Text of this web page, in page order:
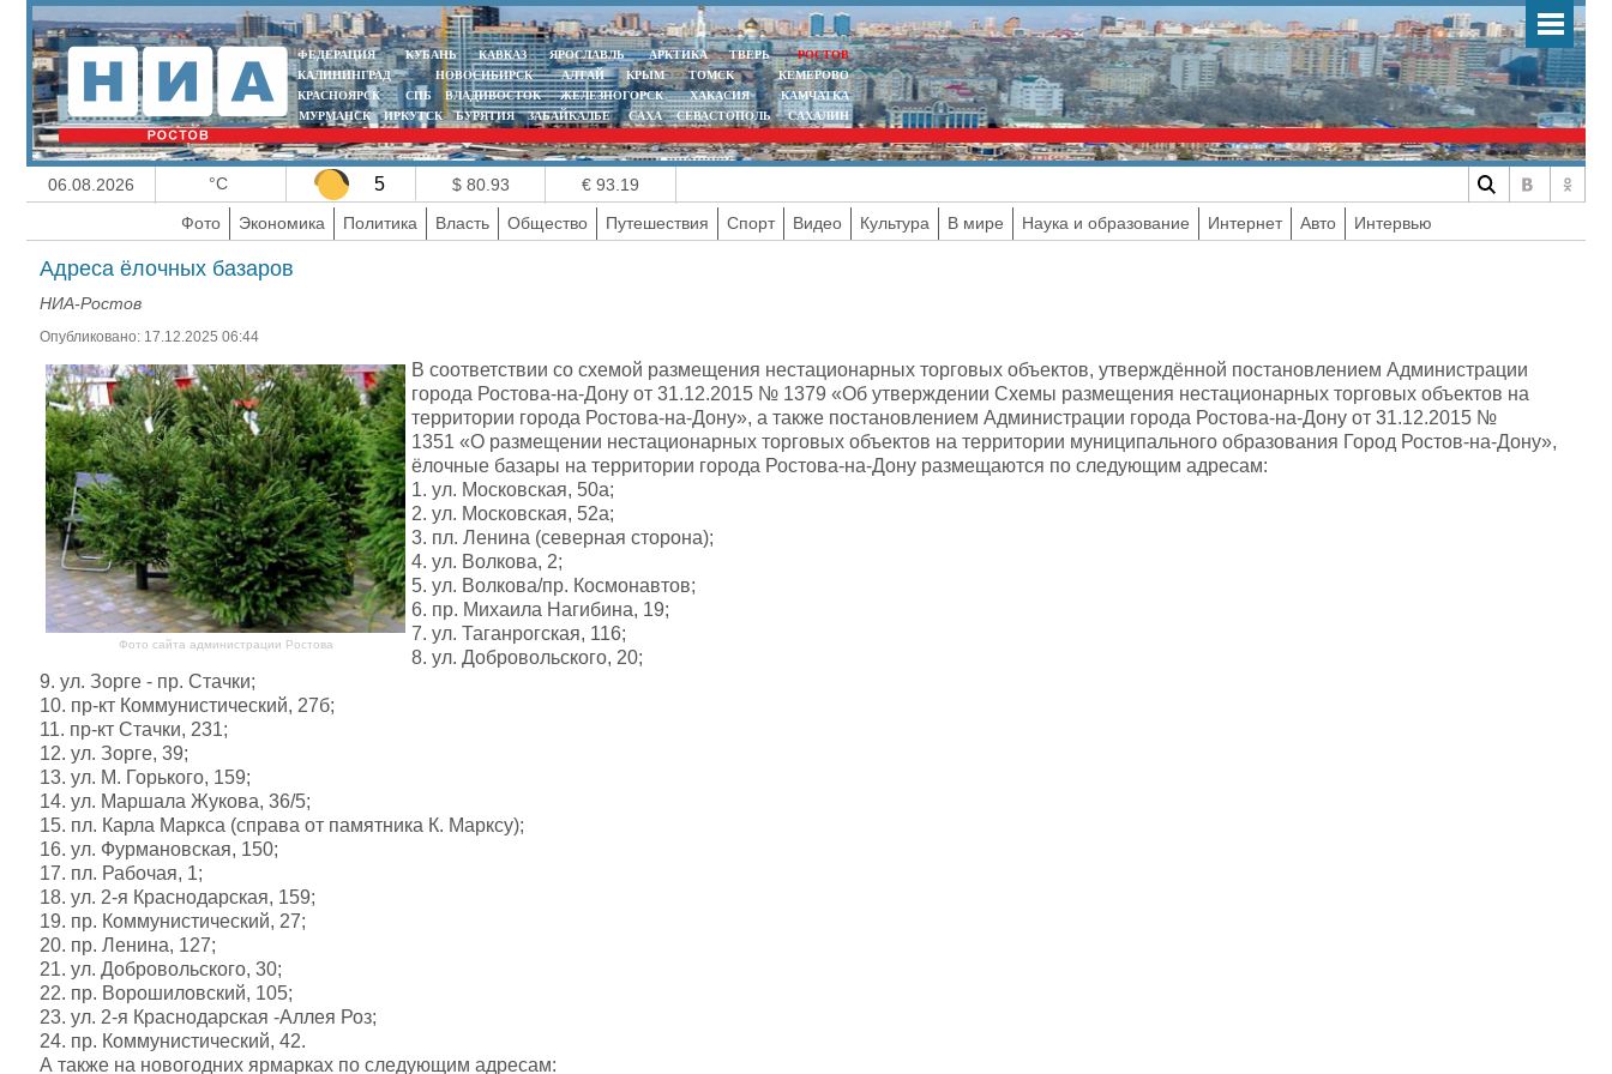
ФЕДЕРАЦИЯ КУБАНЬ КАВКАЗ ЯРОСЛАВЛЬ АРКТИКА ТВЕРЬ
РОСТОВ
КАЛИНИНГРАД
НОВОСИБИРСК АЛТАЙ КРЫМ ТОМСК
КЕМЕРОВО
КРАСНОЯРСК
СПБ ВЛАДИВОСТОК ЖЕЛЕЗНОГОРСК ХАКАСИЯ
КАМЧАТКА
МУРМАНСК
ИРКУТСК БУРЯТИЯ ЗАБАЙКАЛЬЕ САХА СЕВАСТОПОЛЬ САХАЛИН
06.08.2026 °C 5 $ 80.93
€ 93.19
Фото
Экономика Политика Власть Общество Путешествия Спорт Видео Культура В мире Наука и образование Интернет Авто Интервью
Адреса ёлочных базаров
НИА-Ростов
Опубликовано: 17.12.2025 06:44
Фото сайта администрации Ростова
В соответствии со схемой размещения нестационарных торговых объектов, утверждённой постановлением Администрации
города Ростова-на-Дону от 31.12.2015 № 1379 «Об утверждении Схемы размещения нестационарных торговых объектов на
территории города Ростова-на-Дону», а также постановлением Администрации города Ростова-на-Дону от 31.12.2015 №
1351 «О размещении нестационарных торговых объектов на территории муниципального образования Город Ростов-на-Дону»,
ёлочные базары на территории города Ростова-на-Дону размещаются по следующим адресам:
1. ул. Московская, 50а;
2. ул. Московская, 52а;
3. пл. Ленина (северная сторона);
4. ул. Волкова, 2;
5. ул. Волкова/пр. Космонавтов;
6. пр. Михаила Нагибина, 19;
7. ул. Таганрогская, 116;
8. ул. Добровольского, 20;
9. ул. Зорге - пр. Стачки;
10. пр-кт Коммунистический, 27б;
11. пр-кт Стачки, 231;
12. ул. Зорге, 39;
13. ул. М. Горького, 159;
14. ул. Маршала Жукова, 36/5;
15. пл. Карла Маркса (справа от памятника К. Марксу);
16. ул. Фурмановская, 150;
17. пл. Рабочая, 1;
18. ул. 2-я Краснодарская, 159;
19. пр. Коммунистический, 27;
20. пр. Ленина, 127;
21. ул. Добровольского, 30;
22. пр. Ворошиловский, 105;
23. ул. 2-я Краснодарская -Аллея Роз;
24. пр. Коммунистический, 42.
А также на новогодних ярмарках по следующим адресам: